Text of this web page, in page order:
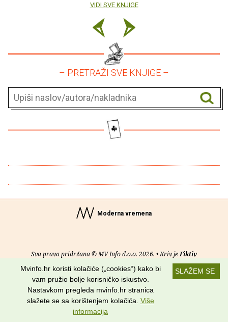
VIDI SVE KNJIGE
– PRETRAŽI SVE KNJIGE –
Moderna vremena
Sva prava pridržana © MV Info d.o.o. 2026. • Kriv jeFiktiv
Uvjeti korištenja RSS kanali
Potraži nas na:
SLAŽEM SE
Mvinfo.hr koristi kolačiće („cookies“) kako bi
vam pružio bolje korisničko iskustvo.
Nastavkom pregleda mvinfo.hr stranica
slažete se sa korištenjem kolačića. Više
informacija